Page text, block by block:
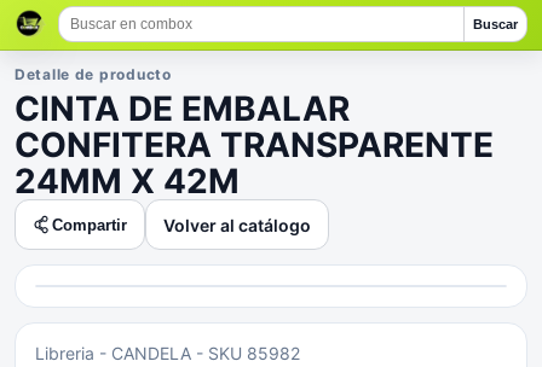
Buscar
Detalle de producto
CINTA DE EMBALAR
CONFITERA TRANSPARENTE
24MM X 42M
Compartir Volver al catálogo
Libreria - CANDELA - SKU 85982